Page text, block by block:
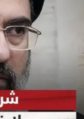
الإسبانية تعلن عن ميزانية استثنائية بقيمة 25
نقل البضائع بالمغرب يلوح
بالمركب التجاري بالناظور
تسعيرة النقل بالحسيمة